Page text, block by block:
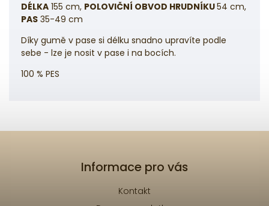
DÉLKA 155 cm, POLOVIČNÍ OBVOD HRUDNÍKU54 cm,
PAS 35-49 cm
Díky gumě v pase si délku snadno upravíte podle
sebe - lze je nosit v pase i na bocích.
100 % PES
Informace pro vás
Kontakt